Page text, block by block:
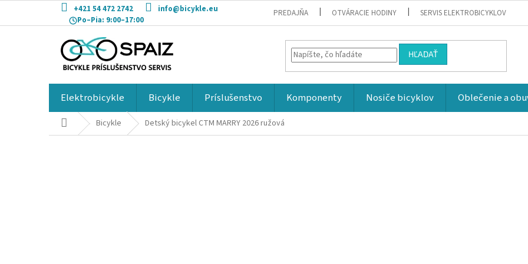
obsah
+421 54 472 2742
info@bicykle.eu
Po–Pia: 9:00–17:00
PREDAJŇA OTVÁRACIE HODINY SERVIS ELEKTROBICYKLOV
HĽADAŤ
Elektrobicykle Bicykle Príslušenstvo Komponenty Nosiče bicyklov Oblečenie a
DomovBicykle Detský bicykel CTM MARRY 2026ružová